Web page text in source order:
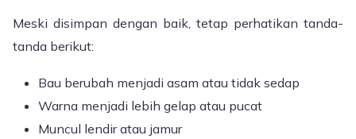
Meski disimpan dengan baik, tetap perhatikan tanda-
tanda berikut:
Bau berubah menjadi asam atau tidak sedap
Warna menjadi lebih gelap atau pucat
Muncul lendir atau jamur